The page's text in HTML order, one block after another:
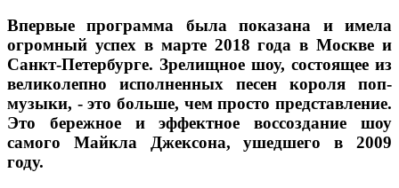
Впервые программа была показана и имела
огромный успех в марте 2018 года в Москве и
Санкт-Петербурге. Зрелищное шоу, состоящее из
великолепно исполненных песен короля поп-
музыки, - это больше, чем просто представление.
Это бережное и эффектное воссоздание шоу
самого Майкла Джексона, ушедшего в 2009
году.